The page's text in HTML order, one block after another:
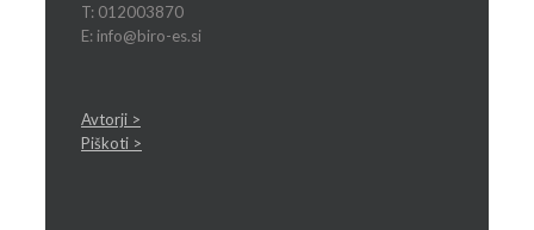
T: 012003870
E: info@biro-es.si
Avtorji >
Piškoti >